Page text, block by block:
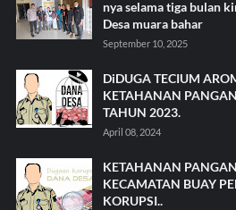
nya selama tiga bulan
Desa muara bahar
September 10, 2025
DiDUGA TECIUM
KETAHANAN
TAHUN 2023.
April 08, 2024
KETAHANAN
KECAMATAN BUAY
KORUPSI..